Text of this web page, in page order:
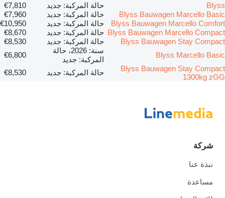
Blyss حالة المركبة: جديد
€7,810
Blyss Bauwagen Marcello Basic
حالة المركبة: جديد
€7,960
Blyss Bauwagen Marcello Comfort
حالة المركبة: جديد
€10,950
Blyss Bauwagen Marcello Compact حالة المركبة: جديد
€8,670
Blyss Bauwagen Stay Compact
حالة المركبة: جديد
€8,530
Blyss Marcello Basic
سنة: 2026، حالة
المركبة: جديد
€6,800
Blyss Bauwagen Stay Compact
1300kg zGG
حالة المركبة: جديد €8,530
شركة
نبذة عنا
مساعدة